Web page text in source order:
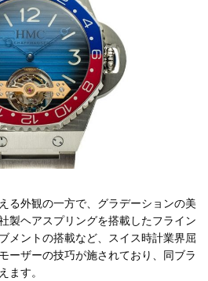
る外観の一方で、グラデーションの美
製ヘアスプリングを搭載したフライン
メントの搭載など、スイス時計業界屈
ーザーの技巧が施されており、同ブラ
ます。